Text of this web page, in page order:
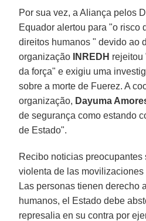
Por sua vez, a Aliança pelos
Equador alertou para "o risco
direitos humanos " devido ao
organização
INREDH rejeitou
da força" e exigiu uma
sobre a morte de Fuerez. A
organização, Dayuma
de segurança como estando
de Estado".
Recibo noticias preocupantes
violenta de las
Las personas tienen derecho
humanos, el Estado debe
represalia en su contra por